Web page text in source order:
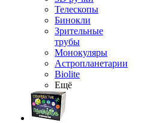
Телескопы
Бинокли
Зрительные
трубы
Монокуляры
Астропланетарии
Biolite
Ещё